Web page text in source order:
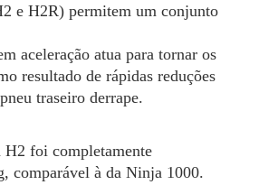
e H2R) permitem um conjunto
aceleração atua para tornar os
resultado de rápidas reduções
traseiro derrape.
H2 foi completamente
comparável à da Ninja 1000.